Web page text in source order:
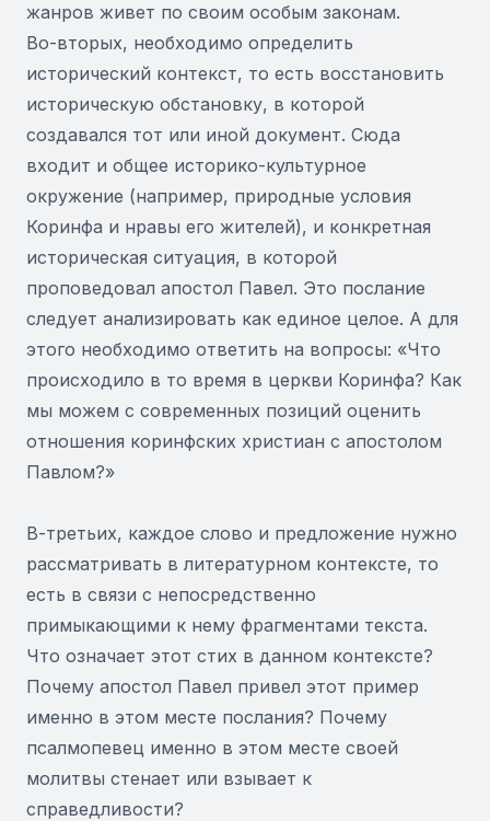
жанров живет по своим особым законам.
Во-вторых, необходимо определить
исторический контекст, то есть восстановить
историческую обстановку, в которой
создавался тот или иной документ. Сюда
входит и общее историко-культурное
окружение (например, природные условия
Коринфа и нравы его жителей), и конкретная
историческая ситуация, в которой
проповедовал апостол Павел. Это послание
следует анализировать как единое целое. А для
этого необходимо ответить на вопросы: «Что
происходило в то время в церкви Коринфа? Как
мы можем с современных позиций оценить
отношения коринфских христиан с апостолом
Павлом?»
В-третьих, каждое слово и предложение нужно
рассматривать в литературном контексте, то
есть в связи с непосредственно
примыкающими к нему фрагментами текста.
Что означает этот стих в данном контексте?
Почему апостол Павел привел этот пример
именно в этом месте послания? Почему
псалмопевец именно в этом месте своей
молитвы стенает или взывает к
справедливости?